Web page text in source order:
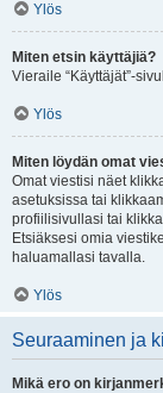
Ylös
Miten etsin käyttäjiä?
Vieraile “Käyttäjät”-
Ylös
Miten löydän omat
Omat viestisi näet
asetuksissa tai
profiilisivullasi tai
Etsiäksesi omia
haluamallasi tavalla.
Ylös
Seuraaminen ja
Mikä ero on